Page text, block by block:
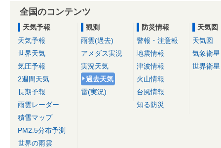
全国のコンテンツ
天気予報
天気予報
世界天気
気圧予報
2週間天気
長期予報
雨雲レーダー
積雪マップ
PM2.5分布予測
世界の雨雲
観測
雨雲(過去)
アメダス実況
実況天気
過去天気
雷(実況)
防災情報
警報・注意報
地震情報
津波情報
火山情報
台風情報
知る防災
天気図
天気図
気象衛星
世界衛星